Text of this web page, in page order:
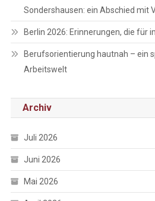
Sondershausen: ein Abschied mit
Berlin 2026: Erinnerungen, die für
Berufsorientierung hautnah – ein
Arbeitswelt
Archiv
Juli 2026
Juni 2026
Mai 2026